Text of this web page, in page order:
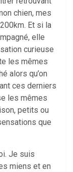
chien, mes
Et si la
elle
curieuse
les mêmes
alors qu’on
ces derniers
les mêmes
petits ou
que
Je suis
miens et en